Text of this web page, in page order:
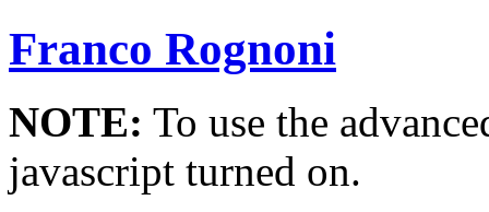
Franco Rognoni
NOTE: To use the
javascript turned on.